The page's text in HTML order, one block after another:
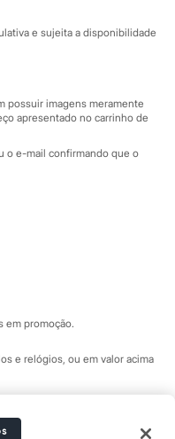
e sujeita a disponibilidade
possuir imagens meramente
apresentado no carrinho de
o e-mail confirmando que o
em promoção.
e relógios, ou em valor acima